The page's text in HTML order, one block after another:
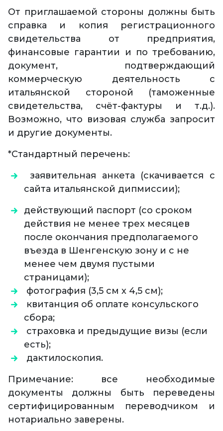
От приглашаемой стороны должны быть
справка и копия регистрационного
свидетельства от предприятия,
финансовые гарантии и по требованию,
документ, подтверждающий
коммерческую деятельность с
итальянской стороной (таможенные
свидетельства, счёт-фактуры и т.д.).
Возможно, что визовая служба запросит
и другие документы.
*Стандартный перечень:
заявительная анкета (скачивается с
сайта итальянской дипмиссии);
действующий паспорт (со сроком
действия не менее трех месяцев
после окончания предполагаемого
въезда в Шенгенскую зону и с не
менее чем двумя пустыми
страницами);
фотография (3,5 см х 4,5 см);
квитанция об оплате консульского
сбора;
страховка и предыдущие визы (если
есть);
дактилоскопия.
Примечание: все необходимые
документы должны быть переведены
сертифицированным переводчиком и
нотариально заверены.